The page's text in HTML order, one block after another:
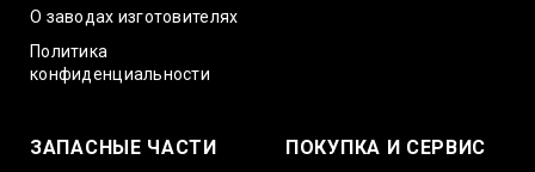
О заводах изготовителях
Политика
конфиденциальности
ЗАПАСНЫЕ ЧАСТИ ПОКУПКА И СЕРВИС